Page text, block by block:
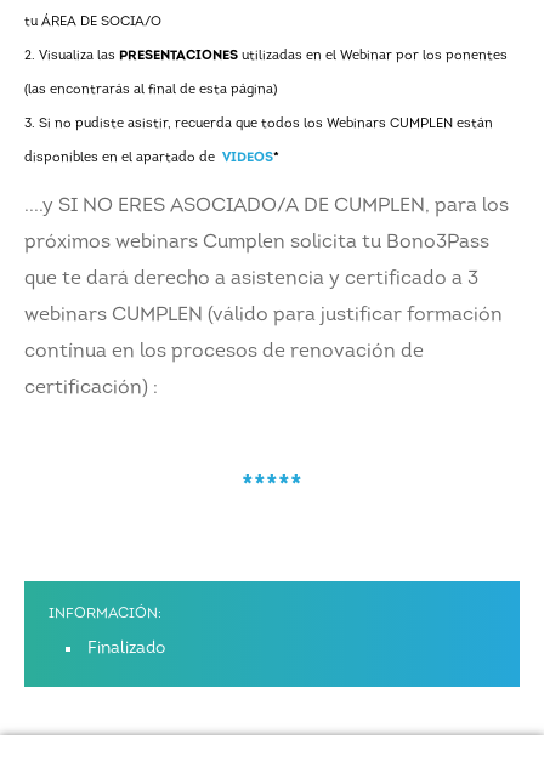
tu ÁREA DE SOCIA/O
2. Visualiza las PRESENTACIONES utilizadas en el Webinar por los ponentes
(las encontrarás al final de esta página)
3. Si no pudiste asistir, recuerda que todos los Webinars CUMPLEN están
disponibles en el apartado de VIDEOS*
....y SI NO ERES ASOCIADO/A DE CUMPLEN, para los
próximos webinars Cumplen solicita tu Bono3Pass
que te dará derecho a asistencia y certificado a 3
webinars CUMPLEN (válido para justificar formación
contínua en los procesos de renovación de
certificación) :
*****
INFORMACIÓN:
Finalizado